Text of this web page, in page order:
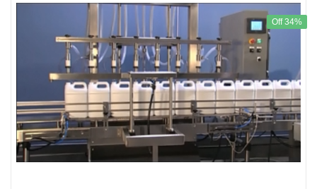
34% Off